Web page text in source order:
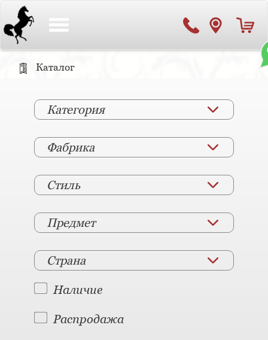
Каталог
Категория
Фабрика
Стиль
Предмет
Страна
Наличие
Распродажа